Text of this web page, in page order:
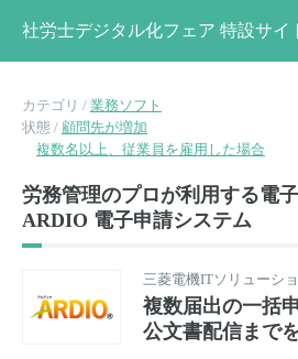
社労士デジタル化フェア 特設サイ
カテゴリ / 業務ソフト
状態 / 顧問先が増加
複数名以上、従業員を雇用した場合
労務管理のプロが利用する電
ARDIO 電子申請システム
三菱電機ITソリューシ
複数届出の一括
公文書配信まで